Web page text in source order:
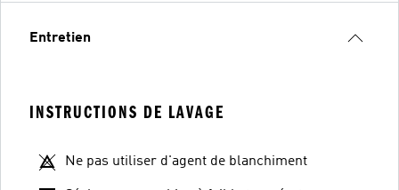
Entretien
INSTRUCTIONS DE LAVAGE
Ne pas utiliser d'agent de blanchiment